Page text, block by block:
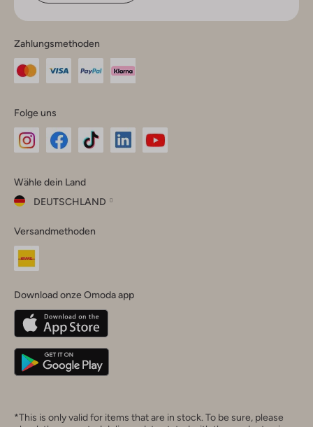
Zahlungsmethoden
Folge uns
Instagram
Facebook
TikTok
Wähle dein Land
DEUTSCHLAND
dein
Land
Belgique(Français)
Deutschland
Versandmethoden
Download onze Omoda app
*This is only valid for items that are in stock. To be sure, please